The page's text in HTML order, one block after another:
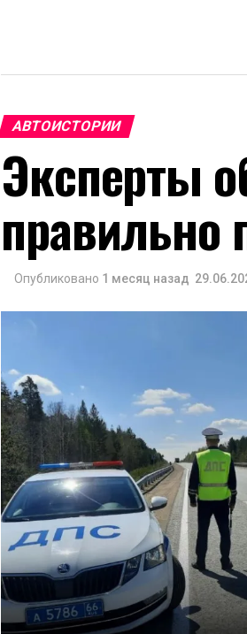
АВТОИСТОРИИ
Эксперты
правильно
Опубликовано 1 месяц назад